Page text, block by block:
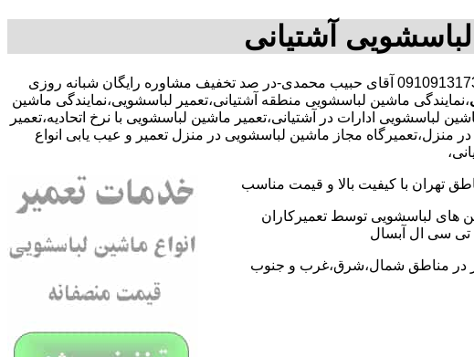
آشتیانی
با09109131734 آقای حبیب محمدی-در صد تخفیف مشاوره رایگان شبانه روزی
،نمایندگی ماشین لباسشویی منطقه آشتیانی،تعمیر لباسشویی،نمایندگی ماشین
ادارات در آشتیانی،تعمیر ماشین لباسشویی با نرخ اتحادیه،تعمیر
منزل،تعمیرگاه مجاز ماشین لباسشویی در منزل تعمیر و عیب یابی انواع
تهران با کیفیت بالا و قیمت مناسب
های لباسشویی توسط تعمیرکاران
تی سی ال آبسال
در مناطق شمال،شرق،غرب و جنوب